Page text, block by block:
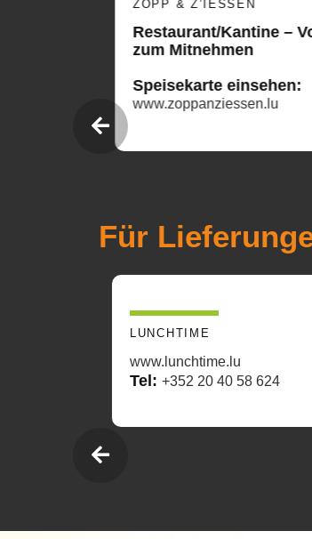
ZOPP & Z’IESSEN
Restaurant/Kantine –
zum Mitnehmen
Speisekarte einsehen:
www.zoppanziessen.lu
Für
LUNCHTIME
www.lunchtime.lu
Tel: +352 20 40 58 624